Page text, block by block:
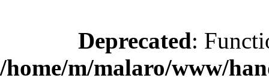
Deprecated:
/home/m/malaro/www/